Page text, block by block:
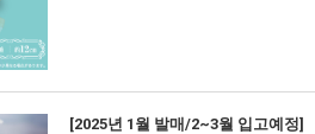
[2025년 1월 발매/2~3월 입고예정]